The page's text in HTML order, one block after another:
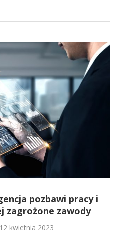
pozbawi pracy i
zagrożone zawody
12 kwietnia 2023